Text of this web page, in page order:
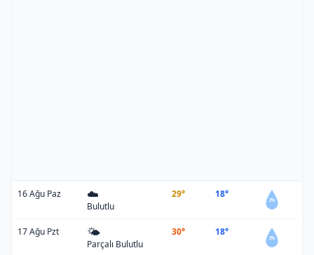
16 Ağu Paz ☁️
Bulutlu
29° 18°
2%
17 Ağu Pzt 🌤️
Parçalı Bulutlu
30° 18°
2%